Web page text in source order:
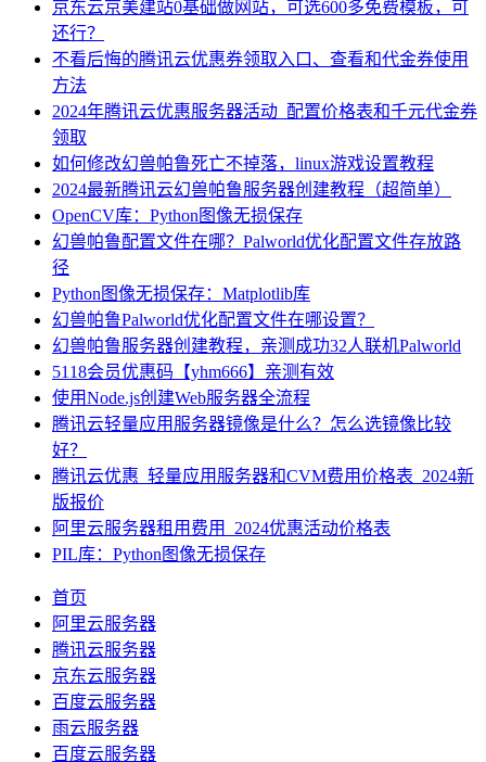
京东云京美建站0基础做网站，可选600多免费模板，可
还行？
不看后悔的腾讯云优惠券领取入口、查看和代金券使用
方法
2024年腾讯云优惠服务器活动_配置价格表和千元代金券
领取
如何修改幻兽帕鲁死亡不掉落，linux游戏设置教程
2024最新腾讯云幻兽帕鲁服务器创建教程（超简单）
OpenCV库：Python图像无损保存
幻兽帕鲁配置文件在哪？Palworld优化配置文件存放路
径
Python图像无损保存：Matplotlib库
幻兽帕鲁Palworld优化配置文件在哪设置？
幻兽帕鲁服务器创建教程，亲测成功32人联机Palworld
5118会员优惠码【yhm666】亲测有效
使用Node.js创建Web服务器全流程
腾讯云轻量应用服务器镜像是什么？怎么选镜像比较
好？
腾讯云优惠_轻量应用服务器和CVM费用价格表_2024新
版报价
阿里云服务器租用费用_2024优惠活动价格表
PIL库：Python图像无损保存
首页
阿里云服务器
腾讯云服务器
京东云服务器
百度云服务器
雨云服务器
百度云服务器